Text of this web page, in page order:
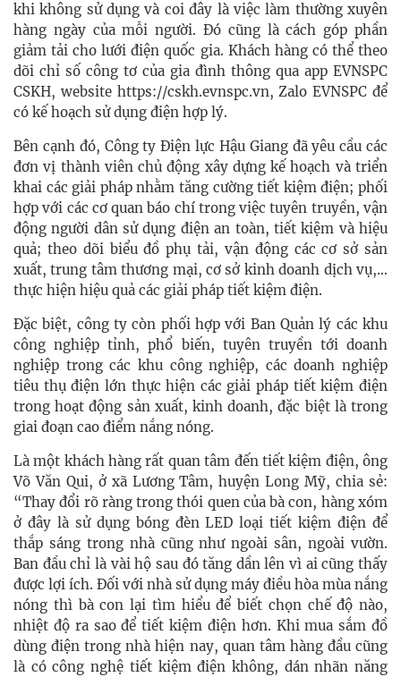
khi không sử dụng và coi đây là việc làm thường xuyên
hàng ngày của mỗi người. Đó cũng là cách góp phần
giảm tải cho lưới điện quốc gia. Khách hàng có thể theo
dõi chỉ số công tơ của gia đình thông qua app EVNSPC
CSKH, website https://cskh.evnspc.vn, Zalo EVNSPC để
có kế hoạch sử dụng điện hợp lý.
Bên cạnh đó, Công ty Điện lực Hậu Giang đã yêu cầu các
đơn vị thành viên chủ động xây dựng kế hoạch và triển
khai các giải pháp nhằm tăng cường tiết kiệm điện; phối
hợp với các cơ quan báo chí trong việc tuyên truyền, vận
động người dân sử dụng điện an toàn, tiết kiệm và hiệu
quả; theo dõi biểu đồ phụ tải, vận động các cơ sở sản
xuất, trung tâm thương mại, cơ sở kinh doanh dịch vụ,…
thực hiện hiệu quả các giải pháp tiết kiệm điện.
Đặc biệt, công ty còn phối hợp với Ban Quản lý các khu
công nghiệp tỉnh, phổ biến, tuyên truyền tới doanh
nghiệp trong các khu công nghiệp, các doanh nghiệp
tiêu thụ điện lớn thực hiện các giải pháp tiết kiệm điện
trong hoạt động sản xuất, kinh doanh, đặc biệt là trong
giai đoạn cao điểm nắng nóng.
Là một khách hàng rất quan tâm đến tiết kiệm điện, ông
Võ Văn Qui, ở xã Lương Tâm, huyện Long Mỹ, chia sẻ:
“Thay đổi rõ ràng trong thói quen của bà con, hàng xóm
ở đây là sử dụng bóng đèn LED loại tiết kiệm điện để
thắp sáng trong nhà cũng như ngoài sân, ngoài vườn.
Ban đầu chỉ là vài hộ sau đó tăng dần lên vì ai cũng thấy
được lợi ích. Đối với nhà sử dụng máy điều hòa mùa nắng
nóng thì bà con lại tìm hiểu để biết chọn chế độ nào,
nhiệt độ ra sao để tiết kiệm điện hơn. Khi mua sắm đồ
dùng điện trong nhà hiện nay, quan tâm hàng đầu cũng
là có công nghệ tiết kiệm điện không, dán nhãn năng